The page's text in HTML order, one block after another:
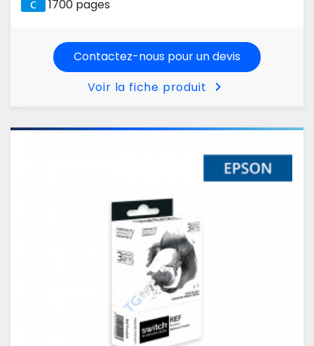
1700 pages
Contactez-nous pour un devis
Voir la fiche produit
chevron_right